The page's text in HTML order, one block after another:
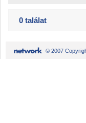
0 találat
© 2007